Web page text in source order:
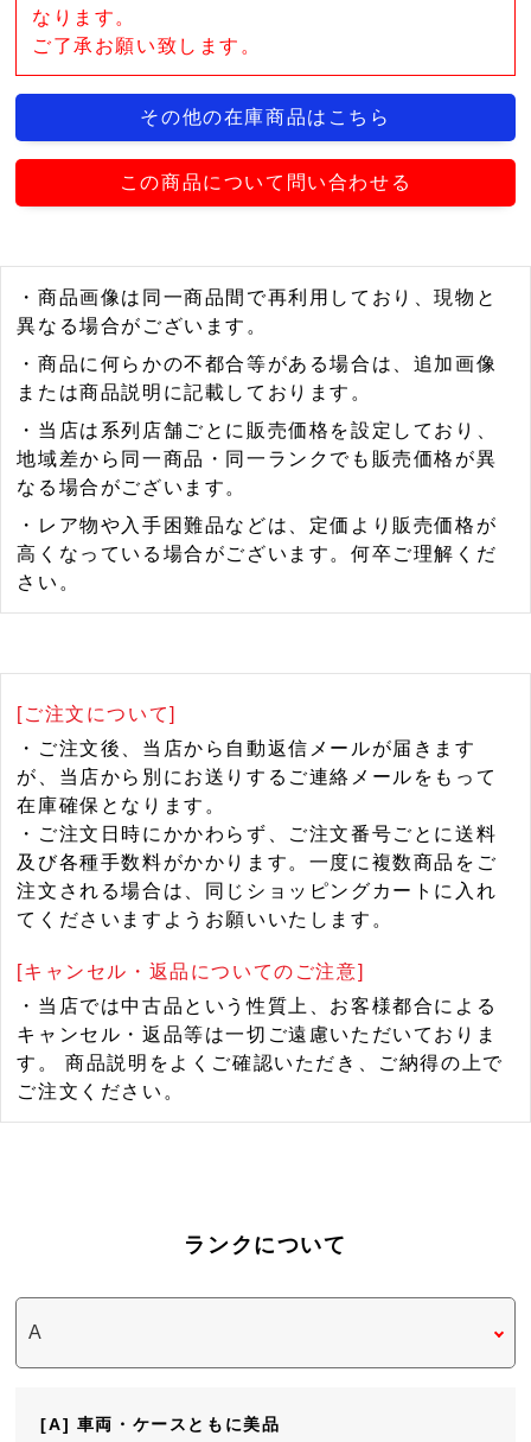
なります。
ご了承お願い致します。
その他の在庫商品はこちら
この商品について問い合わせる
・商品画像は同一商品間で再利用しており、現物と
異なる場合がございます。
・商品に何らかの不都合等がある場合は、追加画像
または商品説明に記載しております。
・当店は系列店舗ごとに販売価格を設定しており、
地域差から同一商品・同一ランクでも販売価格が異
なる場合がございます。
・レア物や入手困難品などは、定価より販売価格が
高くなっている場合がございます。何卒ご理解くだ
さい。
[ご注文について]
・ご注文後、当店から自動返信メールが届きます
が、当店から別にお送りするご連絡メールをもって
在庫確保となります。
・ご注文日時にかかわらず、ご注文番号ごとに送料
及び各種手数料がかかります。一度に複数商品をご
注文される場合は、同じショッピングカートに入れ
てくださいますようお願いいたします。
[キャンセル・返品についてのご注意]
・当店では中古品という性質上、お客様都合による
キャンセル・返品等は一切ご遠慮いただいておりま
す。 商品説明をよくご確認いただき、ご納得の上で
ご注文ください。
ランクについて
[A] 車両・ケースともに美品